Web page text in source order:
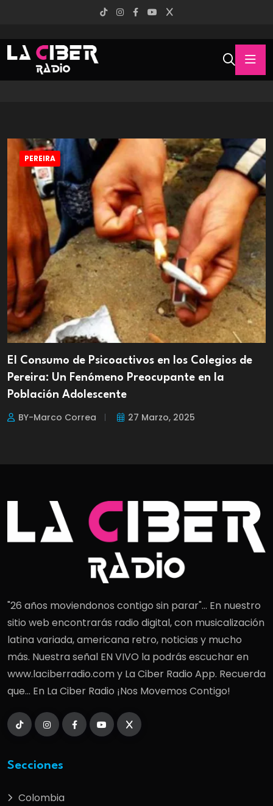
PEREIRA
El Consumo de Psicoactivos en los Colegios de
Pereira: Un Fenómeno Preocupante en la
Población Adolescente
BY-Marco Correa 27 Marzo, 2025
"26 años moviendonos contigo sin parar"... En nuestro
sitio web encontrarás radio digital, con musicalización
latina variada, americana retro, noticias y mucho
más. Nuestra señal EN VIVO la podrás escuchar en
www.laciberradio.com y La Ciber Radio App. Recuerda
que... En La Ciber Radio ¡Nos Movemos Contigo!
Secciones
Colombia